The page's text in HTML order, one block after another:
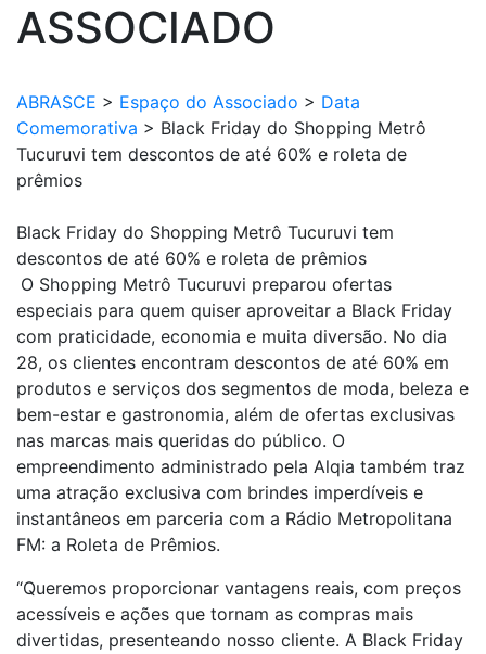
ASSOCIADO
ABRASCE > Espaço do Associado > Data
Comemorativa > Black Friday do Shopping Metrô
Tucuruvi tem descontos de até 60% e roleta de
prêmios
Black Friday do Shopping Metrô Tucuruvi tem
descontos de até 60% e roleta de prêmios
O Shopping Metrô Tucuruvi preparou ofertas
especiais para quem quiser aproveitar a Black Friday
com praticidade, economia e muita diversão. No dia
28, os clientes encontram descontos de até 60% em
produtos e serviços dos segmentos de moda, beleza e
bem-estar e gastronomia, além de ofertas exclusivas
nas marcas mais queridas do público. O
empreendimento administrado pela Alqia também traz
uma atração exclusiva com brindes imperdíveis e
instantâneos em parceria com a Rádio Metropolitana
FM: a Roleta de Prêmios.
“Queremos proporcionar vantagens reais, com preços
acessíveis e ações que tornam as compras mais
divertidas, presenteando nosso cliente. A Black Friday